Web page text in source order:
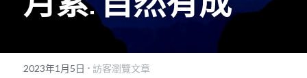
歡迎來電
POWERED BY
2023年1月5日 · 訪客瀏覽文章